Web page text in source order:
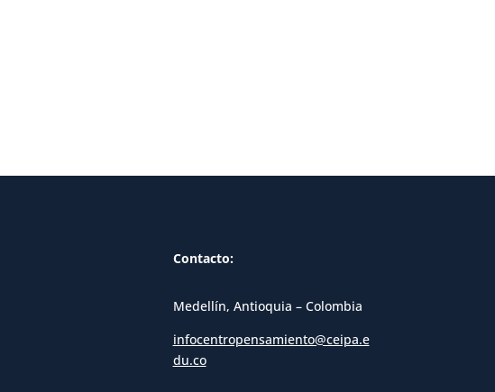
Contacto:
Medellín, Antioquia – Colombia
infocentropensamiento@ceipa.e
du.co